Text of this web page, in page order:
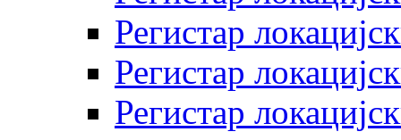
Регистар
Регистар
Регистар